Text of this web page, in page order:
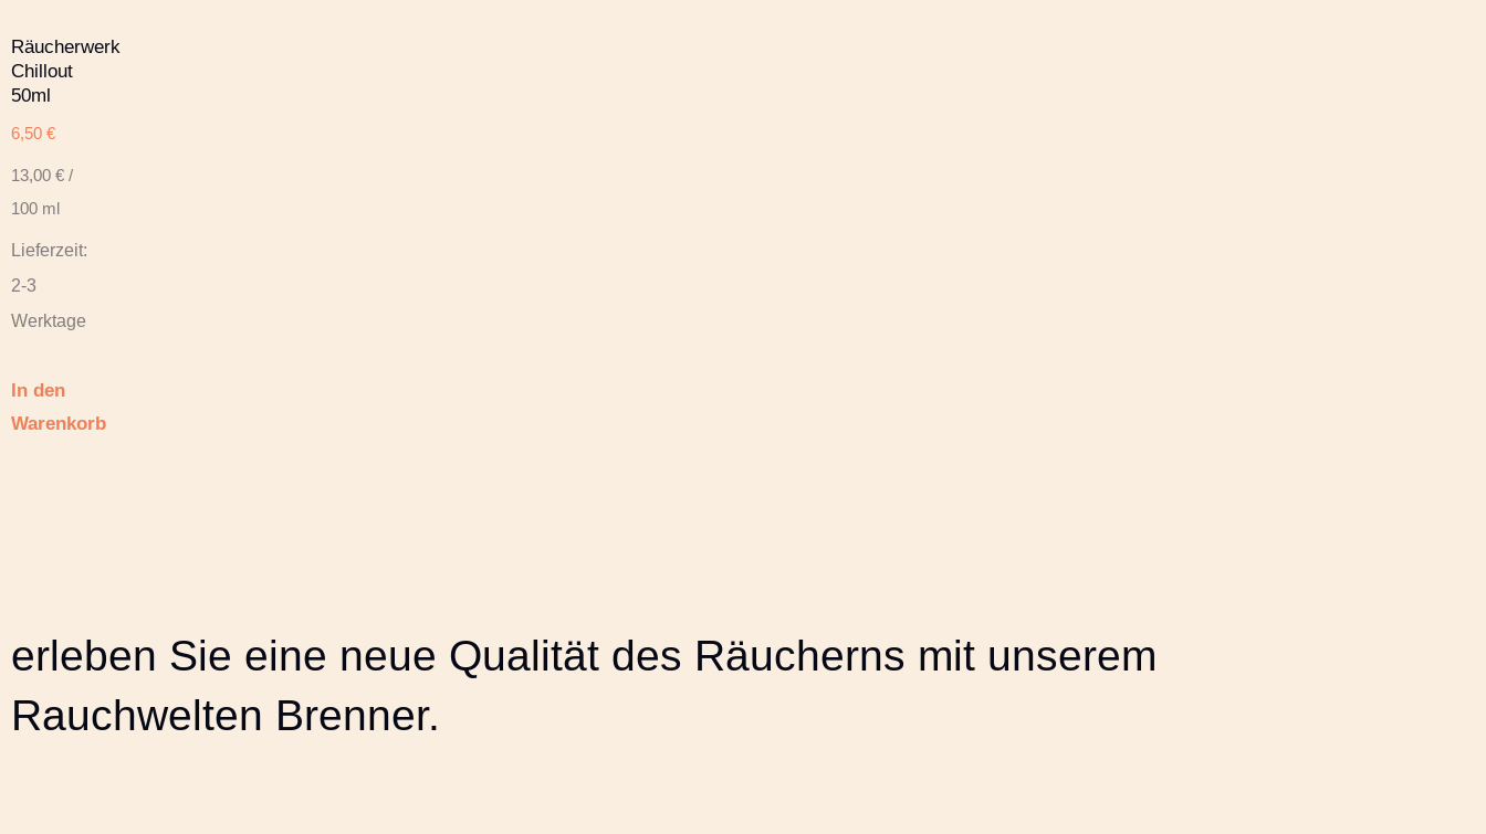
Räucherwerk
Chillout
50ml
6,50 €
13,00 € /
100 ml
Lieferzeit:
2-3
Werktage
In den
Warenkorb
erleben Sie eine neue Qualität des Räucherns mit unserem
Rauchwelten Brenner.